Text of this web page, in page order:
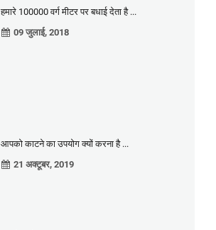
हमारे 100000 वर्ग मीटर पर बधाई देता है ...
09 जुलाई, 2018
आपको काटने का उपयोग क्यों करना है ...
21 अक्टूबर, 2019